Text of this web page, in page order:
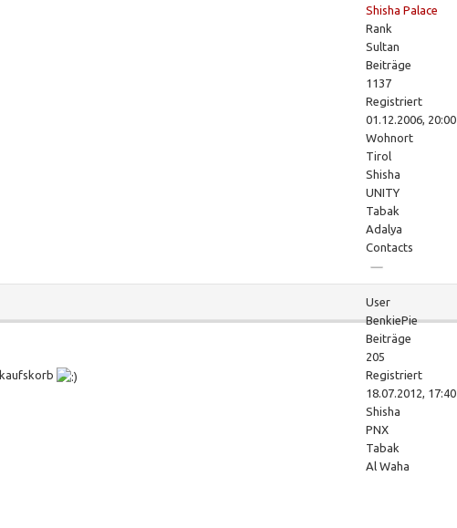
Shisha Palace
Rank
Sultan
Beiträge
1137
Registriert
01.12.2006, 20:00
Wohnort
Tirol
Shisha
UNITY
Tabak
Adalya
Contacts
User
BenkiePie
Beiträge
205
Registriert
18.07.2012, 17:40
Shisha
PNX
Tabak
Al Waha